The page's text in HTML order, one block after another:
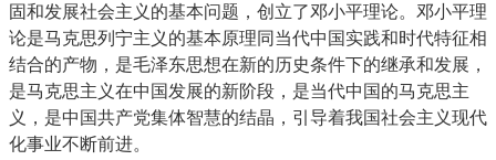
固和发展社会主义的基本问题，创立了邓小平理论。邓小平理
论是马克思列宁主义的基本原理同当代中国实践和时代特征相
结合的产物，是毛泽东思想在新的历史条件下的继承和发展，
是马克思主义在中国发展的新阶段，是当代中国的马克思主
义，是中国共产党集体智慧的结晶，引导着我国社会主义现代
化事业不断前进。